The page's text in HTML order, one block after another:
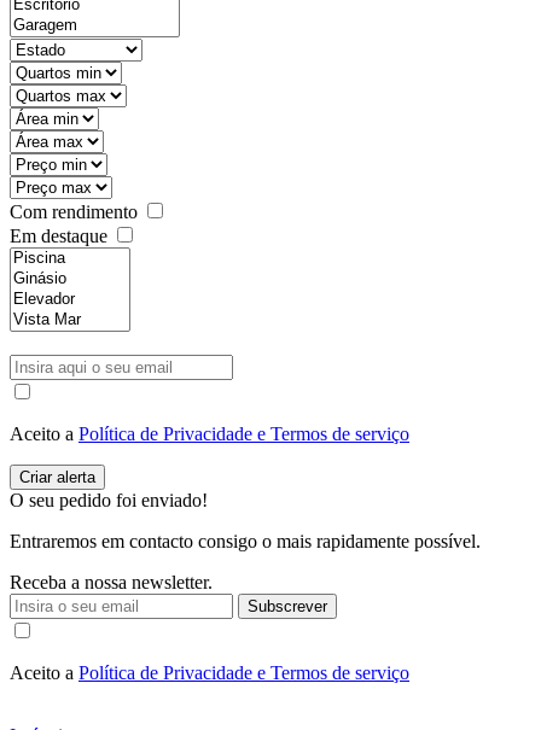
Com rendimento
Em destaque
Aceito a Política de Privacidade e Termos de serviço
O seu pedido foi enviado!
Entraremos em contacto consigo o mais rapidamente possível.
Receba a nossa newsletter.
Subscrever
Aceito a Política de Privacidade e Termos de serviço